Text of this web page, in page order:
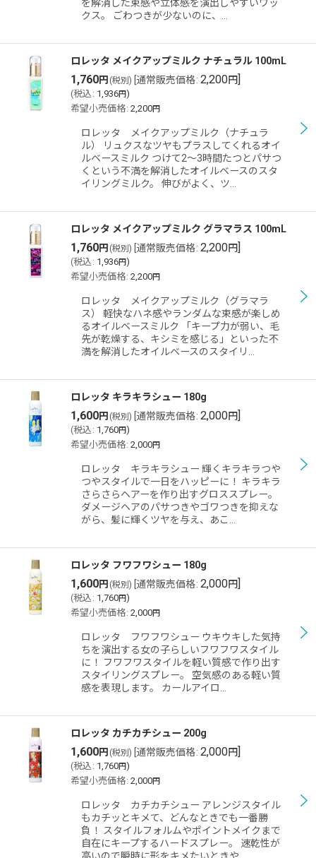
を解消した束感や立体感を演出しやすいワッ
クス。 ごわつきが少ないのに、…
ロレッタ メイクアップミルク ナチュラル 100mL
1,760円 (税別) 通常販売価格: 2,200円]
(税込 : 1,936円)
希望小売価格: 2,200円
ロレッタ メイクアップミルク（ナチュラ
ル） リュクスなツヤもプラスしてくれるオイ
ルベースミルク つけて2〜3時間たつとパサつ
くという不満を解消したオイルベースのスタ
イリングミルク。 伸びがよく、ツ…
ロレッタ メイクアップミルク グラマラス 100mL
1,760円 (税別) 通常販売価格: 2,200円]
(税込 : 1,936円)
希望小売価格: 2,200円
ロレッタ メイクアップミルク（グラマラ
ス） 軽快なハネ感やランダムな束感が楽しめ
るオイルベースミルク 「キープ力が弱い、毛
先が乾燥する、キシミを感じる」といった不
満を解消したオイルベースのスタイリ…
ロレッタ キラキラシュー 180g
1,600円 (税別) 通常販売価格: 2,000円]
(税込 : 1,760円)
希望小売価格: 2,000円
ロレッタ キラキラシュー 輝くキラキラつや
つやスタイルで一日をハッピーに！ キラキラ
さらさらヘアーを作り出すグロススプレー。
ダメージヘアのパサつきやゴワつきを抑えな
がら、髪に輝くツヤを与え、あこ…
ロレッタ フワフワシュー 180g
1,600円 (税別) 通常販売価格: 2,000円]
(税込 : 1,760円)
希望小売価格: 2,000円
ロレッタ フワフワシュー ウキウキした気持
ちを演出する女の子らしいフワフワスタイル
に！ フワフワスタイルを軽い質感で作り出す
スタイリングスプレー。 空気感のある軽い質
感を表現します。 カールアイロ…
ロレッタ カチカチシュー 200g
1,600円 (税別) 通常販売価格: 2,000円]
(税込 : 1,760円)
希望小売価格: 2,000円
ロレッタ カチカチシュー アレンジスタイル
もカチッとキメて、どんなときでも一番勝
負！ スタイルフォルムやポイントメイクまで
自在にキープするハードスプレー。 速乾性が